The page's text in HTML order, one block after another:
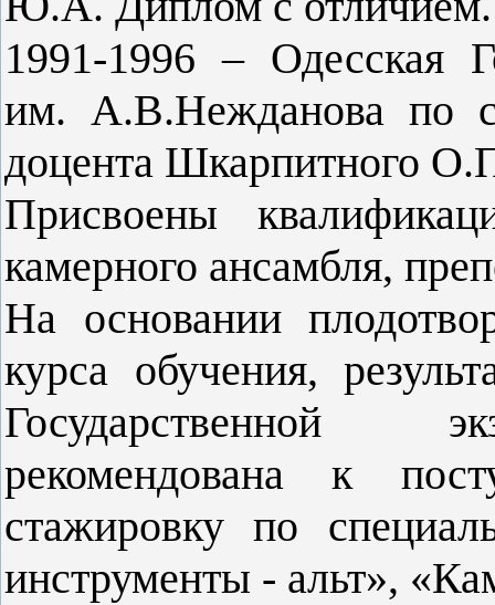
1991-1996 – Одесская
им. А.В.Нежданова по
доцента Шкарпитного
Присвоены
камерного ансамбля,
На основании
курса обучения,
Государственной
рекомендована к
стажировку по
инструменты - альт»,